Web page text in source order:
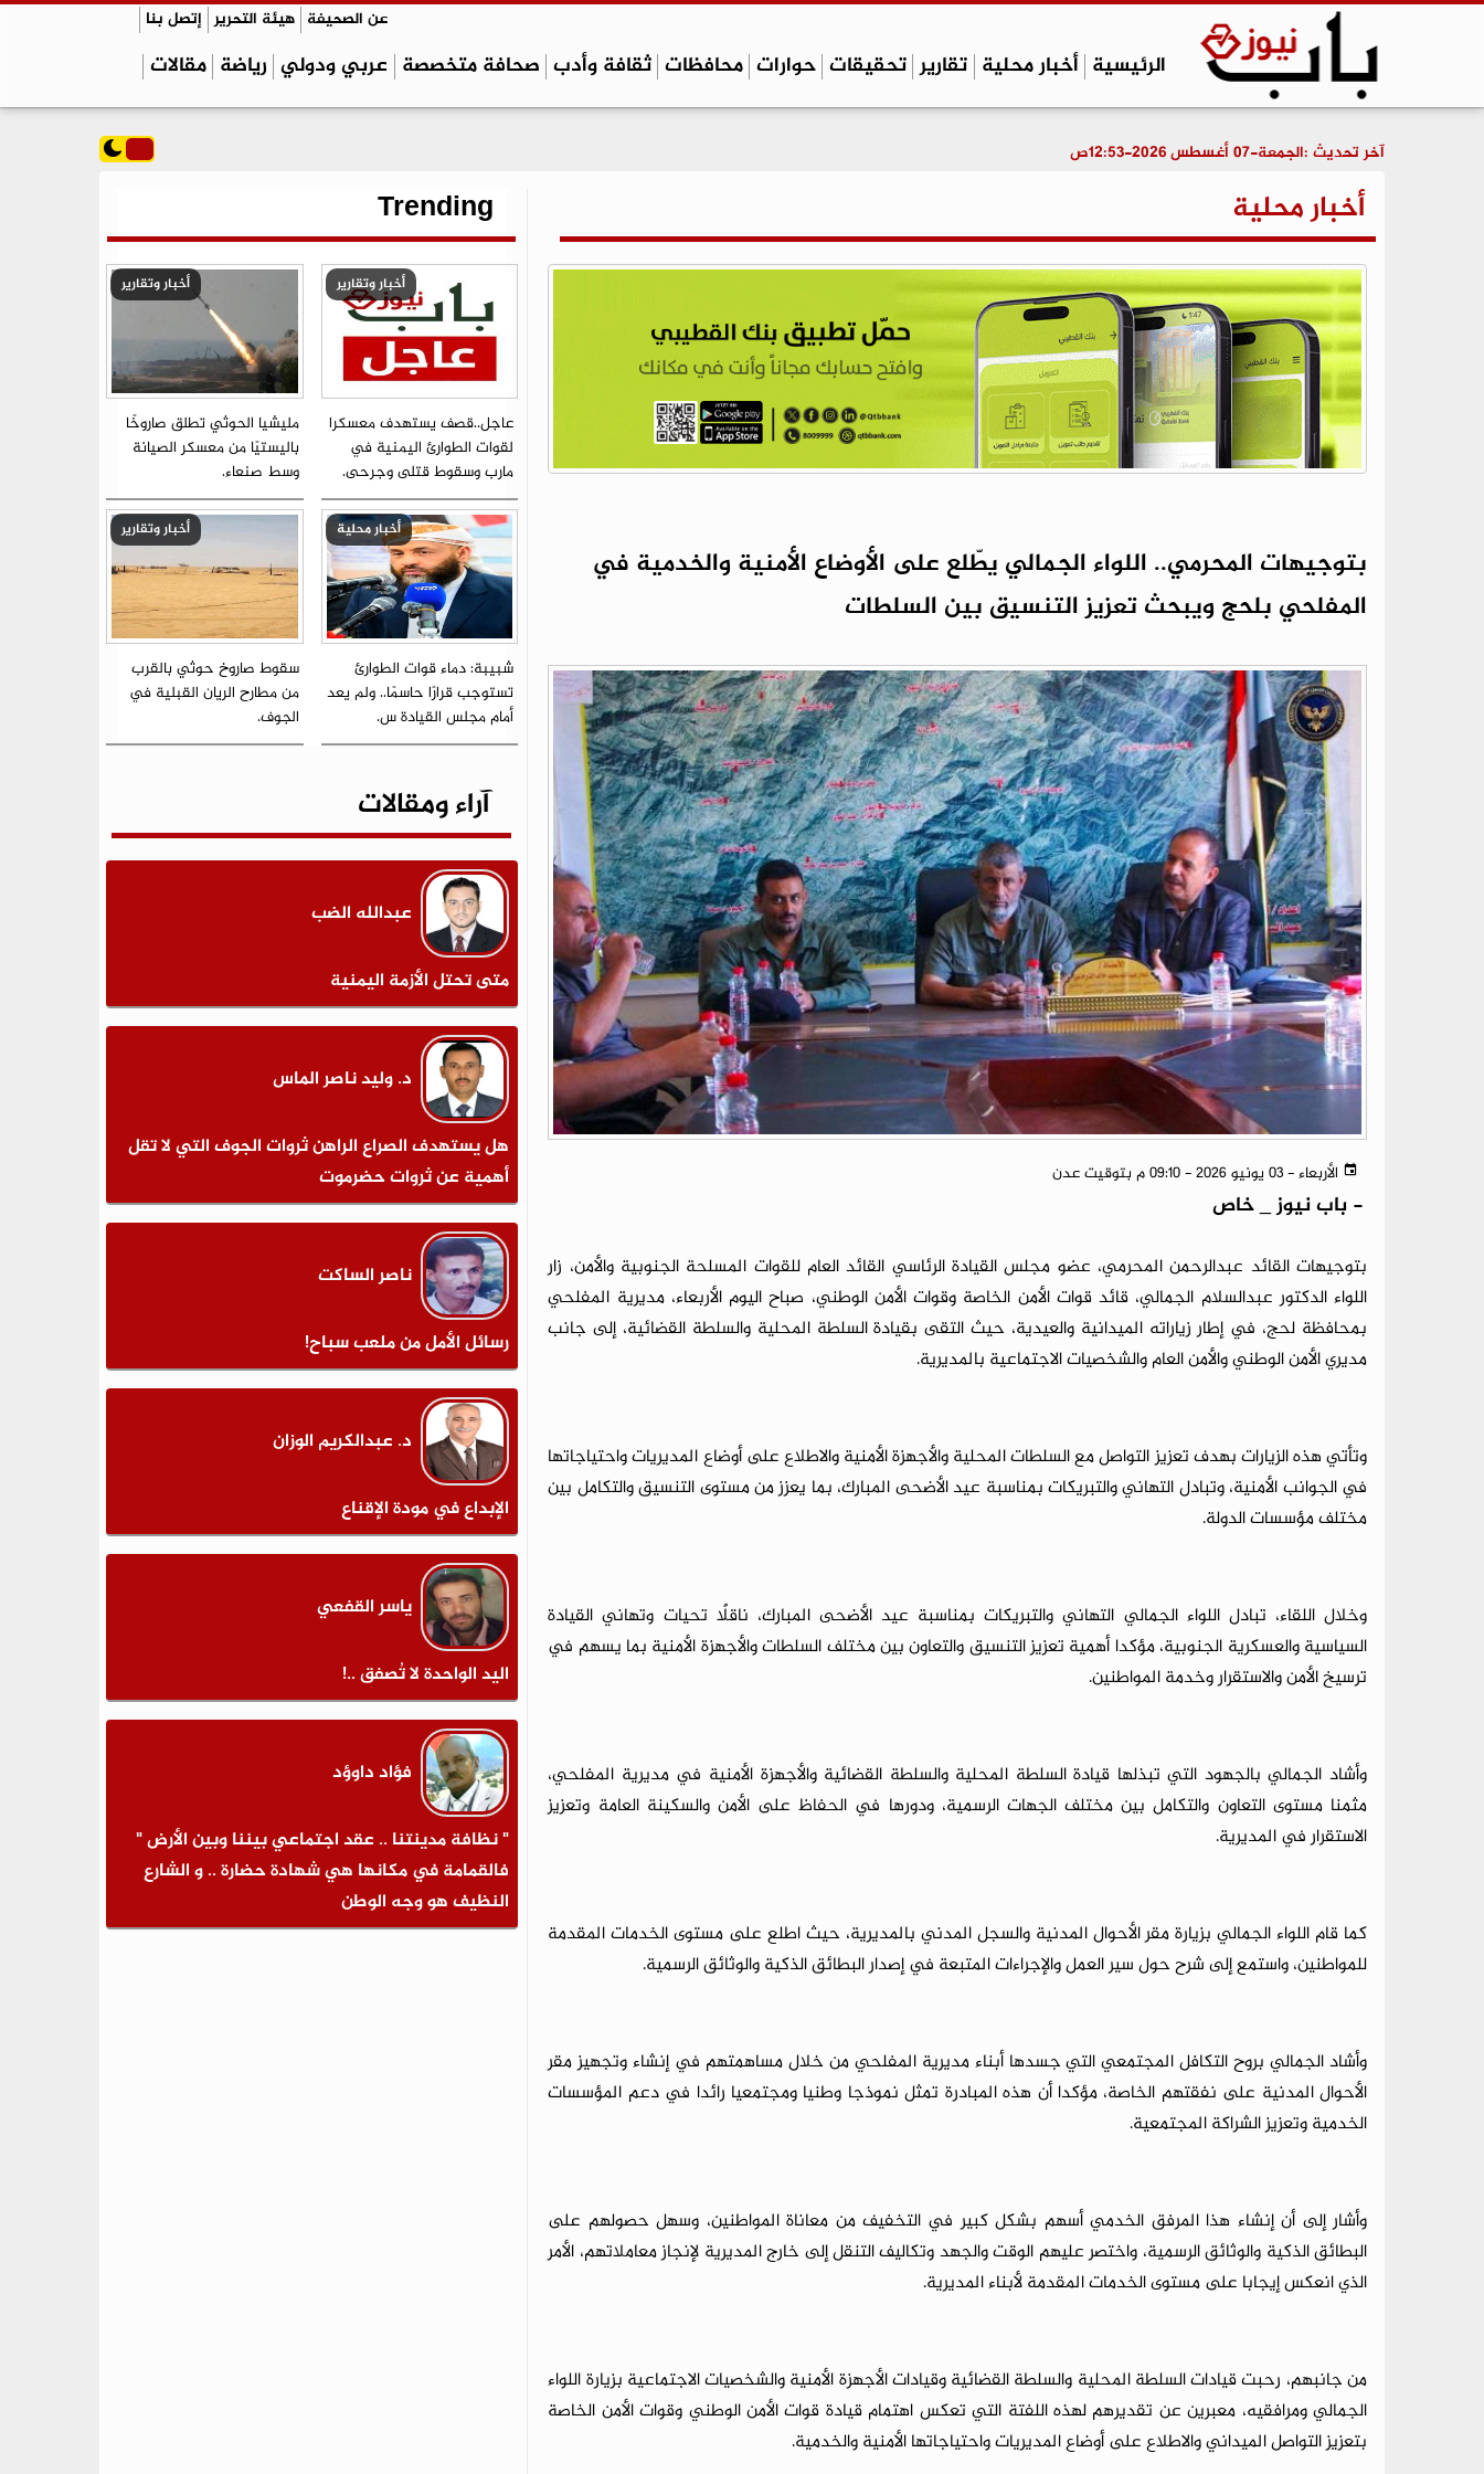
عن الصحيفة هيئة التحرير إتصل بنا
الرئيسية أخبار محلية تقارير تحقيقات حوارات محافظات ثقافة وأدب صحافة متخصصة عربي ودولي رياضة مقالات
آخر تحديث :الجمعة-07 أغسطس 2026-12:53ص
أخبار محلية
بتوجيهات المحرمي.. اللواء الجمالي يطّلع على الأوضاع الأمنية والخدمية في
المفلحي بلحج ويبحث تعزيز التنسيق بين السلطات
الأربعاء - 03 يونيو 2026 - 09:10 م بتوقيت عدن
- باب نيوز _ خاص
بتوجيهات القائد عبدالرحمن المحرمي، عضو مجلس القيادة الرئاسي القائد العام للقوات المسلحة الجنوبية والأمن، زار
اللواء الدكتور عبدالسلام الجمالي، قائد قوات الأمن الخاصة وقوات الأمن الوطني، صباح اليوم الأربعاء، مديرية المفلحي
بمحافظة لحج، في إطار زياراته الميدانية والعيدية، حيث التقى بقيادة السلطة المحلية والسلطة القضائية، إلى جانب
مديري الأمن الوطني والأمن العام والشخصيات الاجتماعية بالمديرية.
وتأتي هذه الزيارات بهدف تعزيز التواصل مع السلطات المحلية والأجهزة الأمنية والاطلاع على أوضاع المديريات واحتياجاتها
في الجوانب الأمنية، وتبادل التهاني والتبريكات بمناسبة عيد الأضحى المبارك، بما يعزز من مستوى التنسيق والتكامل بين
مختلف مؤسسات الدولة.
وخلال اللقاء، تبادل اللواء الجمالي التهاني والتبريكات بمناسبة عيد الأضحى المبارك، ناقلًا تحيات وتهاني القيادة
السياسية والعسكرية الجنوبية، مؤكدا أهمية تعزيز التنسيق والتعاون بين مختلف السلطات والأجهزة الأمنية بما يسهم في
ترسيخ الأمن والاستقرار وخدمة المواطنين.
وأشاد الجمالي بالجهود التي تبذلها قيادة السلطة المحلية والسلطة القضائية والأجهزة الأمنية في مديرية المفلحي،
مثمنا مستوى التعاون والتكامل بين مختلف الجهات الرسمية، ودورها في الحفاظ على الأمن والسكينة العامة وتعزيز
الاستقرار في المديرية.
كما قام اللواء الجمالي بزيارة مقر الأحوال المدنية والسجل المدني بالمديرية، حيث اطلع على مستوى الخدمات المقدمة
للمواطنين، واستمع إلى شرح حول سير العمل والإجراءات المتبعة في إصدار البطائق الذكية والوثائق الرسمية.
وأشاد الجمالي بروح التكافل المجتمعي التي جسدها أبناء مديرية المفلحي من خلال مساهمتهم في إنشاء وتجهيز مقر
الأحوال المدنية على نفقتهم الخاصة، مؤكدا أن هذه المبادرة تمثل نموذجا وطنيا ومجتمعيا رائدا في دعم المؤسسات
الخدمية وتعزيز الشراكة المجتمعية.
وأشار إلى أن إنشاء هذا المرفق الخدمي أسهم بشكل كبير في التخفيف من معاناة المواطنين، وسهل حصولهم على
البطائق الذكية والوثائق الرسمية، واختصر عليهم الوقت والجهد وتكاليف التنقل إلى خارج المديرية لإنجاز معاملاتهم، الأمر
الذي انعكس إيجابا على مستوى الخدمات المقدمة لأبناء المديرية.
من جانبهم، رحبت قيادات السلطة المحلية والسلطة القضائية وقيادات الأجهزة الأمنية والشخصيات الاجتماعية بزيارة اللواء
الجمالي ومرافقيه، معبرين عن تقديرهم لهذه اللفتة التي تعكس اهتمام قيادة قوات الأمن الوطني وقوات الأمن الخاصة
بتعزيز التواصل الميداني والاطلاع على أوضاع المديريات واحتياجاتها الأمنية والخدمية.
Trending
أخبار وتقارير
عاجل..قصف يستهدف معسكرا
لقوات الطوارئ اليمنية في
مارب وسقوط قتلى وجرحى.
أخبار وتقارير
مليشيا الحوثي تطلق صاروخًا
باليستيًا من معسكر الصيانة
وسط صنعاء.
أخبار محلية
شبيبة: دماء قوات الطوارئ
تستوجب قرارًا حاسمًا.. ولم يعد
أمام مجلس القيادة س.
أخبار وتقارير
سقوط صاروخ حوثي بالقرب
من مطارح الريان القبلية في
الجوف.
آراء ومقالات
عبدالله الضب
متى تحتل الأزمة اليمنية
د. وليد ناصر الماس
هل يستهدف الصراع الراهن ثروات الجوف التي لا تقل
أهمية عن ثروات حضرموت
ناصر الساكت
رسائل الأمل من ملعب سباح!
د. عبدالكريم الوزان
الإبداع في مودة الإقناع
ياسر القفعي
اليد الواحدة لا تُصفق ..!
فؤاد داوؤد
" نظافة مدينتنا .. عقد اجتماعي بيننا وبين الأرض "
فالقمامة في مكانها هي شهادة حضارة .. و الشارع
النظيف هو وجه الوطن